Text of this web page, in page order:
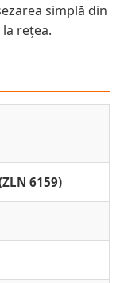
simplă din
rețea.
6159)